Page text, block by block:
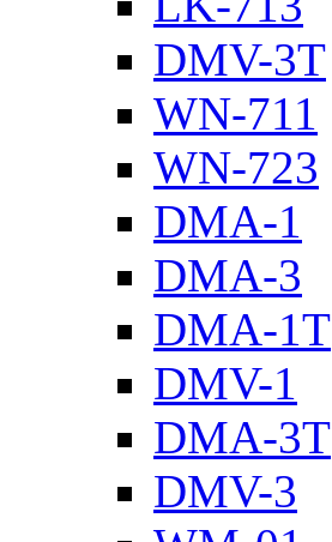
DMV-3T
WN-711
WN-723
DMA-1
DMA-3
DMA-1T
DMV-1
DMА-3T
DMV-3